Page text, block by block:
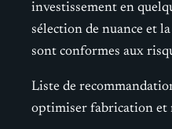
investissement en
sélection de nuance et
sont conformes aux
Liste de
optimiser fabrication et